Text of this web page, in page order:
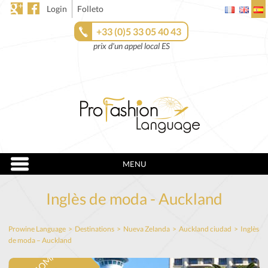
Login Folleto
+33 (0)5 33 05 40 43
prix d'un appel local ES
MENU
Inglès de moda - Auckland
Prowine Language > Destinations > Nueva Zelanda >Auckland ciudad > Inglès
de moda – Auckland